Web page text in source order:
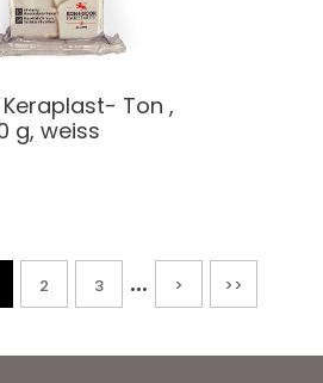
Ton ,
g, weiss
2 3 ... > >>